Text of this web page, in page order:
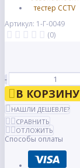
Артикул: 1-Г-0049
(0)
-
В КОРЗИНУ
НАШЛИ ДЕШЕВЛЕ?
СРАВНИТЬ
ОТЛОЖИТЬ
Способы оплаты